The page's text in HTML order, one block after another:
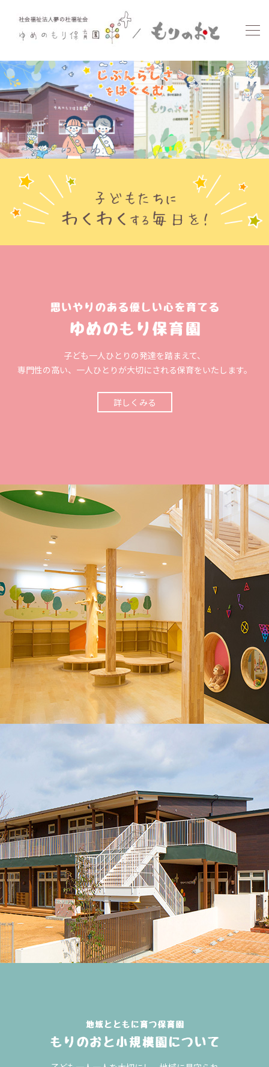
子ども一人ひとりの発達を踏まえて、
専門性の高い、一人ひとりが大切にされる保育をいたします。
詳しくみる